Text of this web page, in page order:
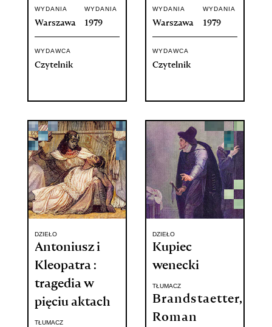
WYDANIA
Warszawa
WYDANIA
1979
WYDAWCA
Czytelnik
WYDANIA
Warszawa
WYDANIA
1979
WYDAWCA
Czytelnik
DZIEŁO
Antoniusz i
Kleopatra :
tragedia w
pięciu aktach
TŁUMACZ
DZIEŁO
Kupiec
wenecki
TŁUMACZ
Brandstaetter,
Roman